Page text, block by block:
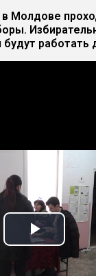
Молдове
работать